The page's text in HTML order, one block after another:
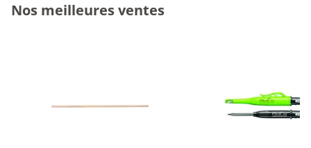
Nos meilleures ventes